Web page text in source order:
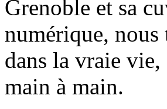
Grenoble et sa
numérique,
dans la vraie vie,
main à main.